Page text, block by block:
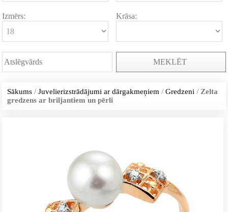
Izmērs: Krāsa:
MEKLĒT
Sākums /Juvelierizstrādājumi ar dārgakmeņiem /Gredzeni / Zelta
gredzens ar briljantiem un pērli